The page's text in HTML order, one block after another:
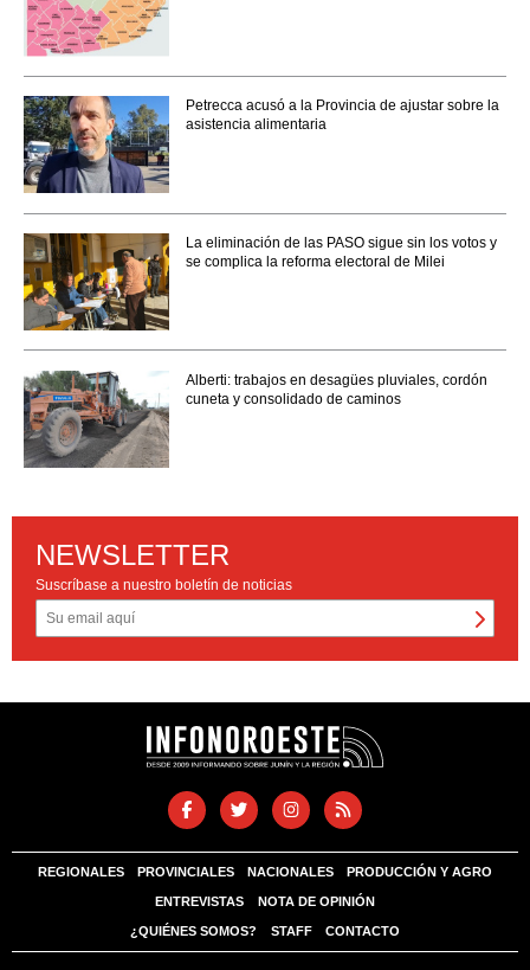
Petrecca acusó a la Provincia de ajustar sobre la
asistencia alimentaria
La eliminación de las PASO sigue sin los votos y
se complica la reforma electoral de Milei
Alberti: trabajos en desagües pluviales, cordón
cuneta y consolidado de caminos
NEWSLETTER
Suscríbase a nuestro boletín de noticias
REGIONALES PROVINCIALES NACIONALES PRODUCCIÓN Y AGRO
ENTREVISTAS NOTA DE OPINIÓN
¿QUIÉNES SOMOS? STAFF CONTACTO